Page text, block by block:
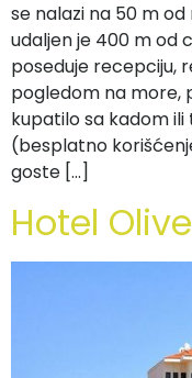
se nalazi na 50 m
udaljen je 400 m od
poseduje recepciju,
pogledom na more,
kupatilo sa kadom ili
(besplatno
goste […]
Hotel